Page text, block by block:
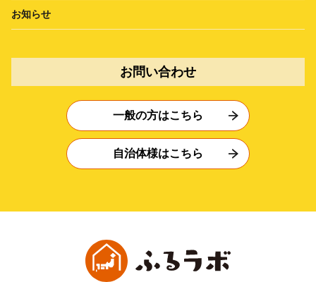
お知らせ
お問い合わせ
一般の方はこちら
自治体様はこちら